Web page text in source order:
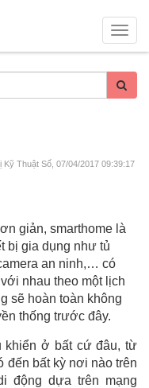
Kỹ Thuật Số , 07/04/2017 09:39:17
giản, smarthome là
bị gia dụng như tủ
an ninh,… có
nhau theo một lịch
sẽ hoàn toàn không
thống trước đây.
khiển ở bất cứ đâu, từ
đến bất kỳ nơi nào trên
động dựa trên mạng